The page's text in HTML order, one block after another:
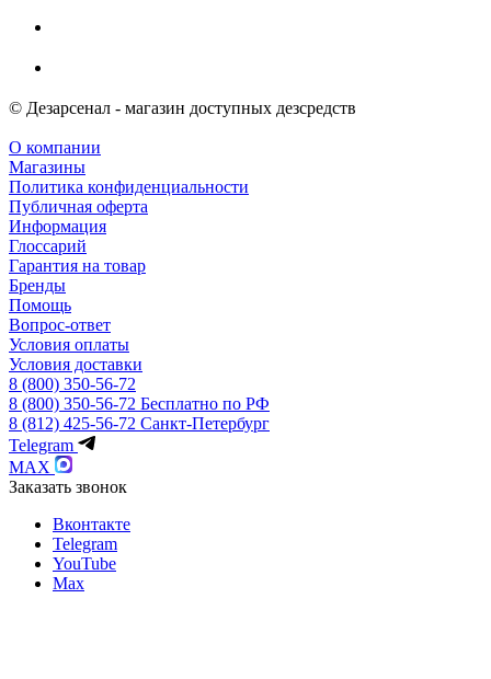
© Дезарсенал - магазин доступных дезсредств
О компании
Магазины
Политика конфиденциальности
Публичная оферта
Информация
Глоссарий
Гарантия на товар
Бренды
Помощь
Вопрос-ответ
Условия оплаты
Условия доставки
8 (800) 350-56-72
8 (800) 350-56-72 Бесплатно по РФ
8 (812) 425-56-72 Санкт-Петербург
Telegram
MAX
Заказать звонок
Вконтакте
Telegram
YouTube
Max